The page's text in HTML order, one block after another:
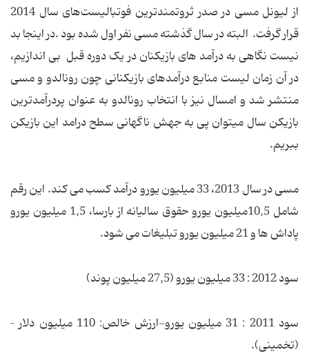
از لیونل مسی در صدر ثروتمند‌ترین فوتبالیست‌های سال 2014
قرار گرفت. البته در سال گذشته مسی نفر اول شده بود .در اینجا بد
نیست نگاهی به درآمد های بازیکنان در یک دوره قبل بی اندازیم،
در آن زمان لیست منابع درآمدهای بازیکنانی چون رونالدو و مسی
منتشر شد و امسال نیز با انتخاب رونالدو به عنوان پردرآمدترین
بازیکن سال میتوان پی به جهش ناگهانی سطح درامد این بازیکن
ببریم.
مسی در سال 2013، 33 میلیون یورو درآمد کسب می کند. این رقم
شامل 10,5میلیون یورو حقوق سالیانه از بارسا، 1,5 میلیون یورو
پاداش ها و 21 میلیون یورو تبلیغات می شود.
سود 2012 : 33 میلیون یورو (27,5 میلیون پوند)
سود 2011 : 31 میلیون یورو-ارزش خالص: 110 میلیون دلار –
(تخمینی).